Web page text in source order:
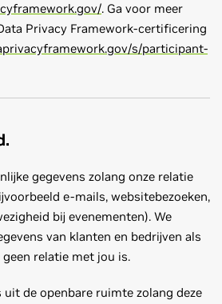
. Ga voor meer
Privacy Framework-certificering
s/participant-
gegevens zolang onze relatie
e-mails, websitebezoeken,
bij evenementen). We
van klanten en bedrijven als
relatie met jou is.
uit de openbare ruimte zolang deze